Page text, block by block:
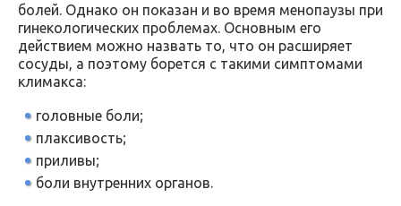
болей. Однако он показан и во время менопаузы при
гинекологических проблемах. Основным его
действием можно назвать то, что он расширяет
сосуды, а поэтому борется с такими симптомами
климакса:
головные боли;
плаксивость;
приливы;
боли внутренних органов.